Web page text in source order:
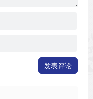
发表评论